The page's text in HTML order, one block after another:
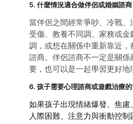
5. 什麼情況適合做伴侶或婚姻諮商
當伴侶之間經常爭吵、冷戰、
受傷、教養不同調、家務或金
調，或想在關係中重新靠近，
諮商。伴侶諮商不一定是關係
要，也可以是一起學習更好地
6. 孩子需要心理諮商或遊戲治療
如果孩子出現情緒爆發、焦慮
人際困難、注意力與衝動控制